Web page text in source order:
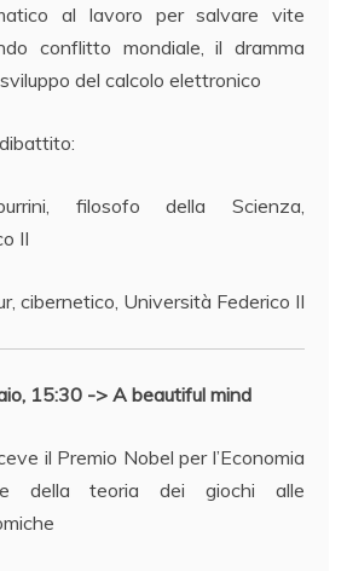
al lavoro per salvare vite
conflitto mondiale, il dramma
del calcolo elettronico
filosofo della Scienza,
II
cibernetico, Università Federico II
15:30 -> A beautiful mind
il Premio Nobel per l’Economia
della teoria dei giochi alle